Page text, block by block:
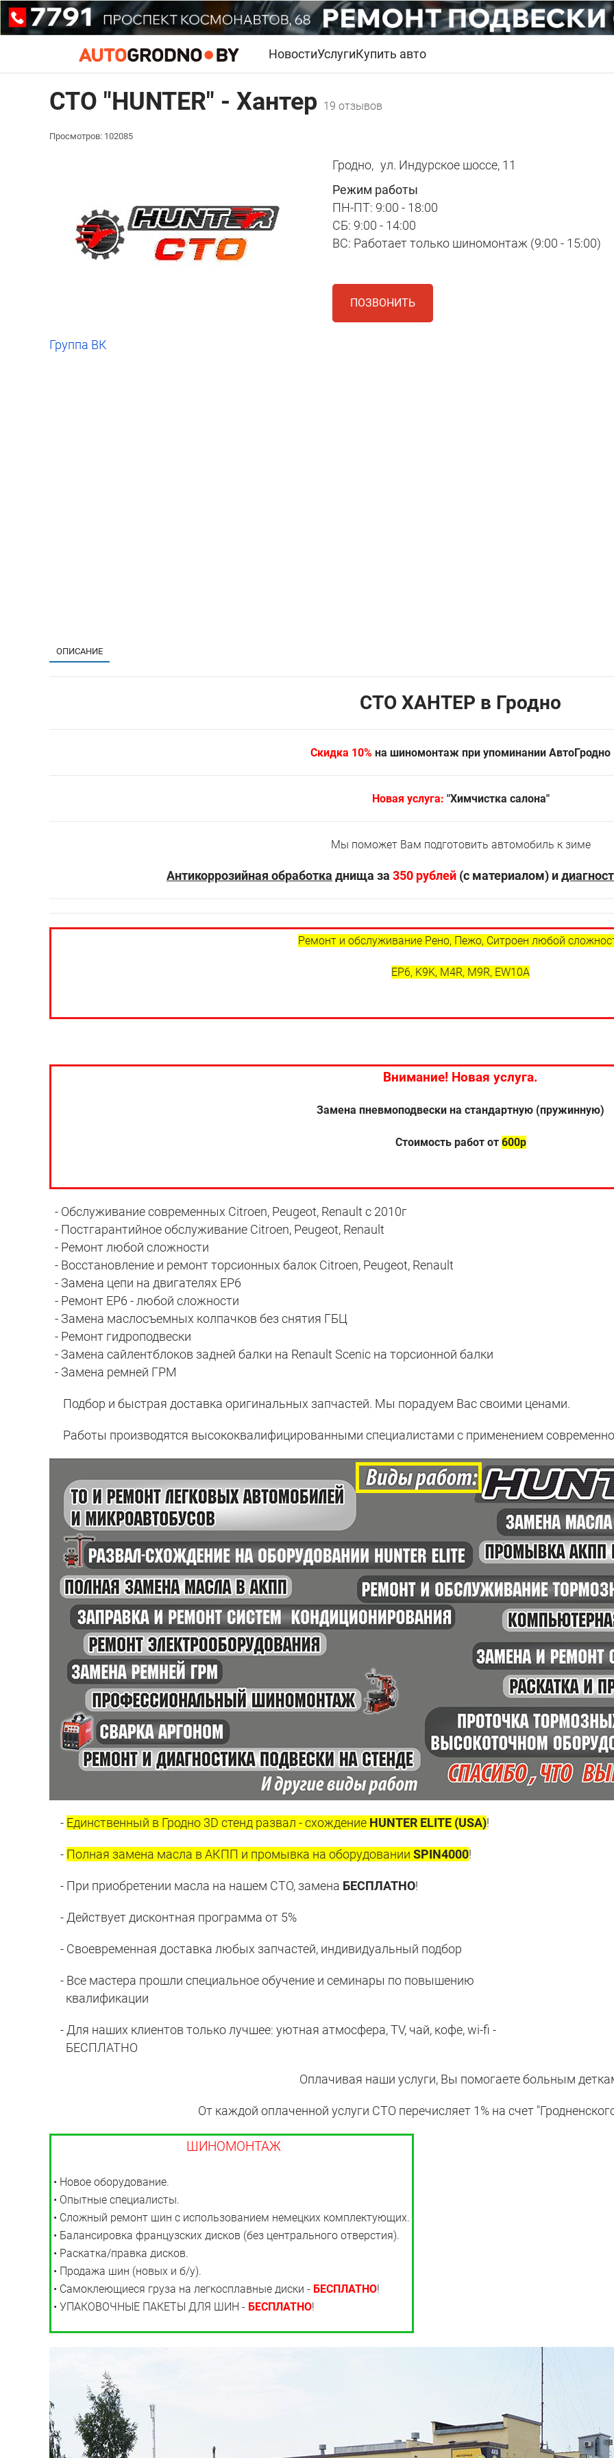
НовостиУслугиКупить авто
СТО "HUNTER" - Хантер 19 отзывов
Просмотров: 102085
Гродно, ул. Индурское шоссе, 11
Режим работы
ПН-ПТ: 9:00 - 18:00
СБ: 9:00 - 14:00
ВС: Работает только шиномонтаж (9:00 - 15:00)
ПОЗВОНИТЬ
Группа ВК
ОПИСАНИЕ
СТО ХАНТЕР в Гродно
Скидка 10% на шиномонтаж при упоминании АвтоГродно
Новая услуга: "Химчистка салона"
Мы поможет Вам подготовить автомобиль к зиме
Антикоррозийная обработка днища за 350 рублей (с материалом) и
Ремонт и обслуживание Рено, Пежо, Ситроен любой
EP6, K9K, M4R, M9R, EW10A
Внимание! Новая услуга.
Замена пневмоподвески на стандартную (пружинную)
Стоимость работ от 600р
- Обслуживание современных Citroen, Peugeot, Renault с 2010г
- Постгарантийное обслуживание Citroen, Peugeot, Renault
- Ремонт любой сложности
- Восстановление и ремонт торсионных балок Citroen, Peugeot, Renault
- Замена цепи на двигателях EP6
- Ремонт EP6 - любой сложности
- Замена маслосъемных колпачков без снятия ГБЦ
- Ремонт гидроподвески
- Замена сайлентблоков задней балки на Renault Scenic на торсионной балки
- Замена ремней ГРМ
Подбор и быстрая доставка оригинальных запчастей. Мы порадуем Вас своими ценами.
Работы производятся высококвалифицированными специалистами с применением
- Единственный в Гродно 3D стенд развал - схождение HUNTER ELITE (USA)!
- Полная замена масла в АКПП и промывка на оборудовании SPIN4000!
- При приобретении масла на нашем СТО, замена БЕСПЛАТНО!
- Действует дисконтная программа от 5%
- Своевременная доставка любых запчастей, индивидуальный подбор
- Все мастера прошли специальное обучение и семинары по повышению
квалификации
- Для наших клиентов только лучшее: уютная атмосфера, TV, чай, кофе, wi-fi -
БЕСПЛАТНО
Оплачивая наши услуги, Вы помогаете больным
От каждой оплаченной услуги СТО перечисляет 1% на счет
ШИНОМОНТАЖ
• Новое оборудование.
• Опытные специалисты.
• Сложный ремонт шин с использованием немецких комплектующих.
• Балансировка французских дисков (без центрального отверстия).
• Раскатка/правка дисков.
• Продажа шин (новых и б/у).
• Самоклеющиеся груза на легкосплавные диски - БЕСПЛАТНО!
• УПАКОВОЧНЫЕ ПАКЕТЫ ДЛЯ ШИН - БЕСПЛАТНО!